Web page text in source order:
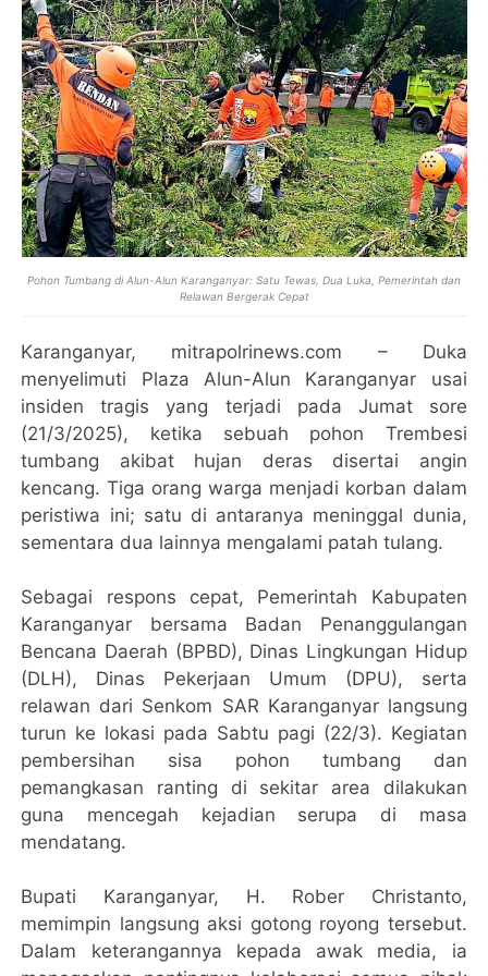
Pohon Tumbang di Alun-Alun Karanganyar: Satu Tewas, Dua Luka, Pemerintah dan
Relawan Bergerak Cepat
Karanganyar, mitrapolrinews.com – Duka
menyelimuti Plaza Alun-Alun Karanganyar usai
insiden tragis yang terjadi pada Jumat sore
(21/3/2025), ketika sebuah pohon Trembesi
tumbang akibat hujan deras disertai angin
kencang. Tiga orang warga menjadi korban dalam
peristiwa ini; satu di antaranya meninggal dunia,
sementara dua lainnya mengalami patah tulang.
Sebagai respons cepat, Pemerintah Kabupaten
Karanganyar bersama Badan Penanggulangan
Bencana Daerah (BPBD), Dinas Lingkungan Hidup
(DLH), Dinas Pekerjaan Umum (DPU), serta
relawan dari Senkom SAR Karanganyar langsung
turun ke lokasi pada Sabtu pagi (22/3). Kegiatan
pembersihan sisa pohon tumbang dan
pemangkasan ranting di sekitar area dilakukan
guna mencegah kejadian serupa di masa
mendatang.
Bupati Karanganyar, H. Rober Christanto,
memimpin langsung aksi gotong royong tersebut.
Dalam keterangannya kepada awak media, ia